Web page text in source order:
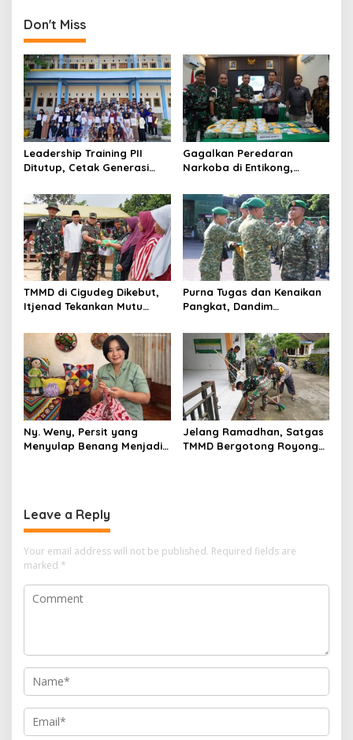
Don't Miss
Leadership Training PII
Ditutup, Cetak Generasi
Siap Hadapi Tantangan
Zaman
Gagalkan Peredaran
Narkoba di Entikong,
Puluhan Kilogram Sabu ke
BNNP Kalbar
TMMD di Cigudeg Dikebut,
Itjenad Tekankan Mutu
Jangka Panjang
Purna Tugas dan Kenaikan
Pangkat, Dandim
Profesionalisme Prajurit
Ny. Weny, Persit yang
Menyulap Benang Menjadi
Jelang Ramadhan, Satgas
TMMD Bergotong Royong
Leave a Reply
Your email address will not be published. Required fields are
marked *